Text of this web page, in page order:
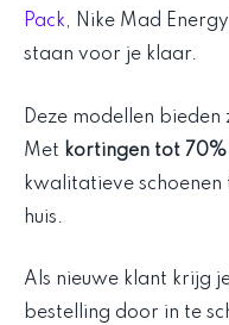
Pack, Nike Mad
staan voor je klaar.
Deze modellen
Met kortingen tot
kwalitatieve
huis.
Als nieuwe klant krijg
bestelling door in te